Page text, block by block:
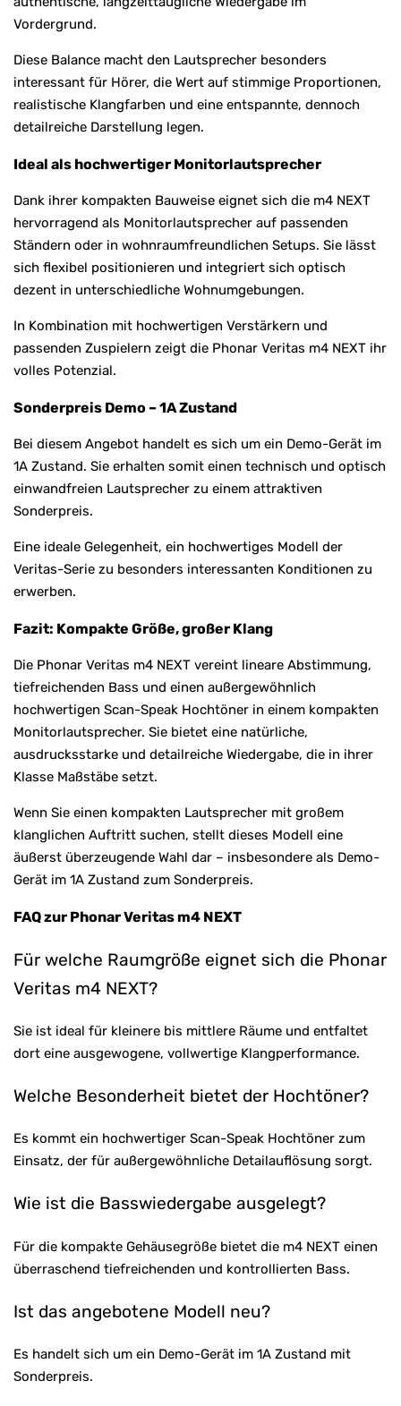
Vordergrund.
Diese Balance macht den Lautsprecher besonders
interessant für Hörer, die Wert auf stimmige Proportionen,
realistische Klangfarben und eine entspannte, dennoch
detailreiche Darstellung legen.
Ideal als hochwertiger Monitorlautsprecher
Dank ihrer kompakten Bauweise eignet sich die m4 NEXT
hervorragend als Monitorlautsprecher auf passenden
Ständern oder in wohnraumfreundlichen Setups. Sie lässt
sich flexibel positionieren und integriert sich optisch
dezent in unterschiedliche Wohnumgebungen.
In Kombination mit hochwertigen Verstärkern und
passenden Zuspielern zeigt die Phonar Veritas m4 NEXT ihr
volles Potenzial.
Sonderpreis Demo – 1A Zustand
Bei diesem Angebot handelt es sich um ein Demo-Gerät im
1A Zustand. Sie erhalten somit einen technisch und optisch
einwandfreien Lautsprecher zu einem attraktiven
Sonderpreis.
Eine ideale Gelegenheit, ein hochwertiges Modell der
Veritas-Serie zu besonders interessanten Konditionen zu
erwerben.
Fazit: Kompakte Größe, großer Klang
Die Phonar Veritas m4 NEXT vereint lineare Abstimmung,
tiefreichenden Bass und einen außergewöhnlich
hochwertigen Scan-Speak Hochtöner in einem kompakten
Monitorlautsprecher. Sie bietet eine natürliche,
ausdrucksstarke und detailreiche Wiedergabe, die in ihrer
Klasse Maßstäbe setzt.
Wenn Sie einen kompakten Lautsprecher mit großem
klanglichen Auftritt suchen, stellt dieses Modell eine
äußerst überzeugende Wahl dar – insbesondere als Demo-
Gerät im 1A Zustand zum Sonderpreis.
FAQ zur Phonar Veritas m4 NEXT
Für welche Raumgröße eignet sich die Phonar
Veritas m4 NEXT?
Sie ist ideal für kleinere bis mittlere Räume und entfaltet
dort eine ausgewogene, vollwertige Klangperformance.
Welche Besonderheit bietet der Hochtöner?
Es kommt ein hochwertiger Scan-Speak Hochtöner zum
Einsatz, der für außergewöhnliche Detailauflösung sorgt.
Wie ist die Basswiedergabe ausgelegt?
Für die kompakte Gehäusegröße bietet die m4 NEXT einen
überraschend tiefreichenden und kontrollierten Bass.
Ist das angebotene Modell neu?
Es handelt sich um ein Demo-Gerät im 1A Zustand mit
Sonderpreis.